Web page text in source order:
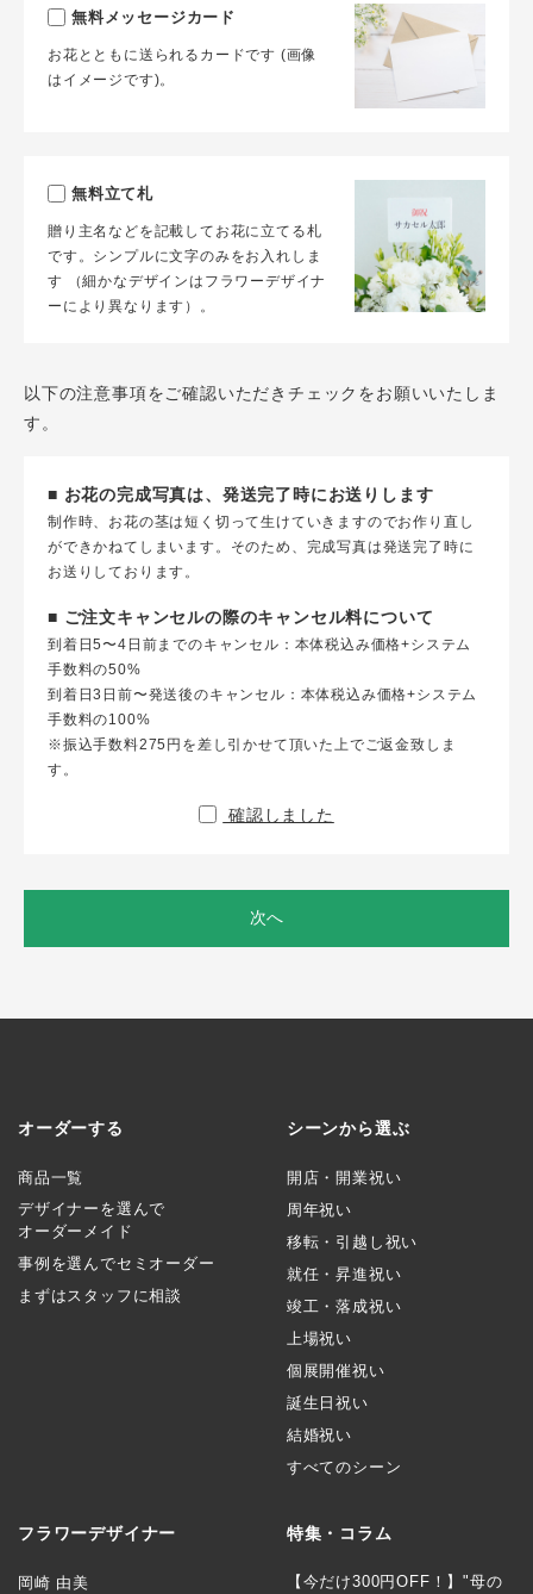
無料メッセージカード
お花とともに送られるカードです (画像
はイメージです)。
無料立て札
贈り主名などを記載してお花に立てる札
です。シンプルに文字のみをお入れしま
す （細かなデザインはフラワーデザイナ
ーにより異なります）。
以下の注意事項をご確認いただきチェックをお願いいたしま
す。
■ お花の完成写真は、発送完了時にお送りします
制作時、お花の茎は短く切って生けていきますのでお作り直し
ができかねてしまいます。そのため、完成写真は発送完了時に
お送りしております。
■ ご注文キャンセルの際のキャンセル料について
到着日5〜4日前までのキャンセル：本体税込み価格+システム
手数料の50%
到着日3日前〜発送後のキャンセル：本体税込み価格+システム
手数料の100%
※振込手数料275円を差し引かせて頂いた上でご返金致しま
す。
確認しました
次へ
オーダーする
商品一覧
デザイナーを選んで
オーダーメイド
事例を選んでセミオーダー
まずはスタッフに相談
シーンから選ぶ
開店・開業祝い
周年祝い
移転・引越し祝い
就任・昇進祝い
竣工・落成祝い
上場祝い
個展開催祝い
誕生日祝い
結婚祝い
すべてのシーン
フラワーデザイナー
岡崎 由美
特集・コラム
【今だけ300円OFF！】"母の